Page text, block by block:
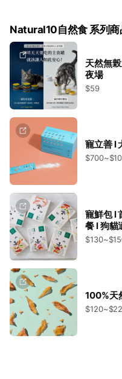
Natural10自然食 系列商
天然無
夜場
$59
寵立善 l
寵鮮包 l
餐 l 狗貓
100%天